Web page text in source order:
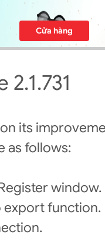
Cửa hàng
its
as follows:
window.
function.